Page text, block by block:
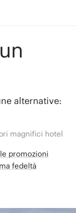
alternative:
magnifici hotel
promozioni
fedeltà